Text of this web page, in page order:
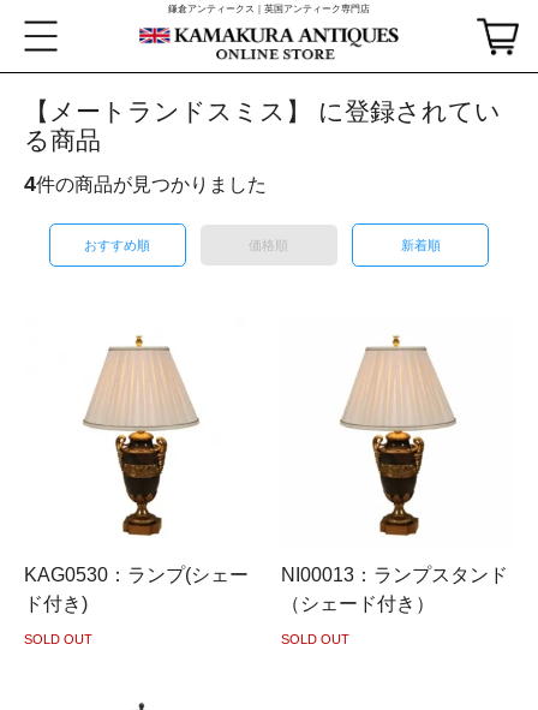
鎌倉アンティークス｜英国アンティーク専門店
【メートランドスミス】 に登録されてい
る商品
4件の商品が見つかりました
おすすめ順 価格順 新着順
KAG0530：ランプ(シェー
ド付き)
SOLD OUT
NI00013：ランプスタンド
（シェード付き）
SOLD OUT